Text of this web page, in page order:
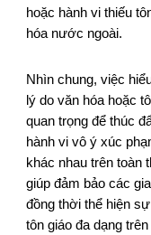
hoặc hành vi thiếu
hóa nước ngoài.
Nhìn chung, việc
lý do văn hóa hoặc
quan trọng để thúc
hành vi vô ý xúc
khác nhau trên toàn
giúp đảm bảo các
đồng thời thể hiện
tôn giáo đa dạng